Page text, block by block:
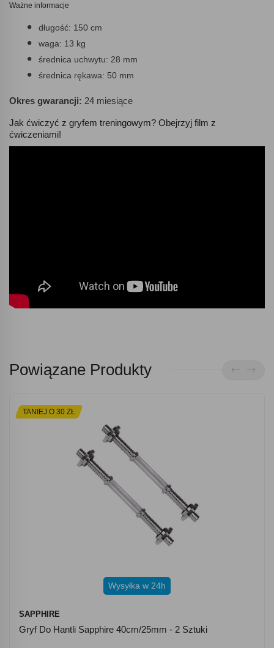
Ważne informacje
długość: 150 cm
waga: 13 kg
średnica uchwytu: 28 mm
średnica rękawa: 50 mm
Okres gwarancji: 24 miesiące
Jak ćwiczyć z gryfem treningowym? Obejrzyj film z
ćwiczeniami!
Powiązane Produkty
TANIEJ O 30 ZŁ
Wysyłka w 24h
SAPPHIRE
Gryf Do Hantli Sapphire 40cm/25mm - 2 Sztuki